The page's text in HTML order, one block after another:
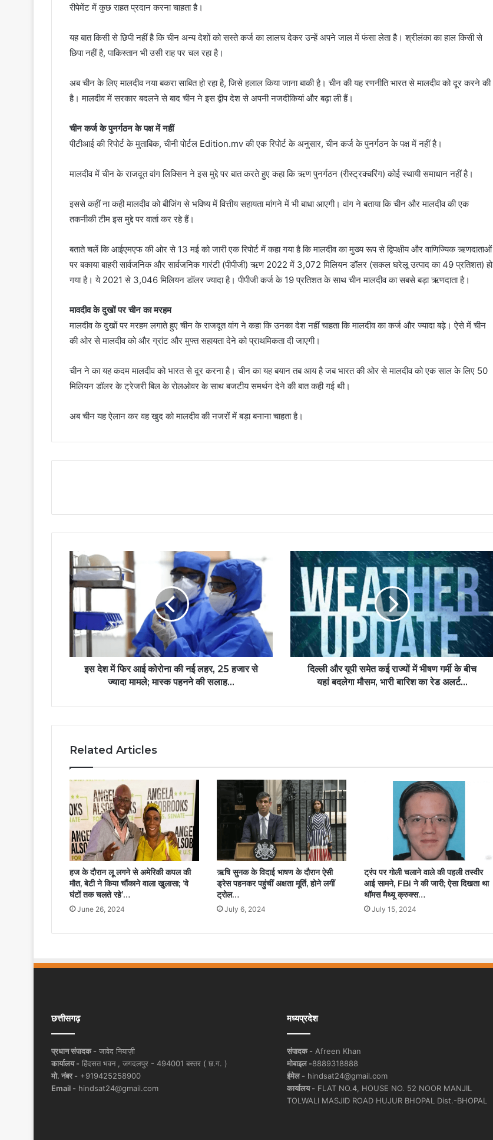
रीपेमेंट में कुछ राहत प्रदान करना चाहता है।
यह बात किसी से छिपी नहीं है कि चीन अन्य देशों को सस्ते कर्ज का लालच देकर उन्हें अपने जाल में फंसा लेता है। श्रीलंका का हाल किसी से
छिपा नहीं है, पाकिस्तान भी उसी राह पर चल रहा है।
अब चीन के लिए मालदीव नया बकरा साबित हो रहा है, जिसे हलाल किया जाना बाकी है। चीन की यह रणनीति भारत से मालदीव को दूर करने की
है। मालदीव में सरकार बदलने से बाद चीन ने इस द्वीप देश से अपनी नजदीकियां और बढ़ा ली हैं।
चीन कर्ज के पुनर्गठन के पक्ष में नहीं
पीटीआई की रिपोर्ट के मुताबिक, चीनी पोर्टल Edition.mv की एक रिपोर्ट के अनुसार, चीन कर्ज के पुनर्गठन के पक्ष में नहीं है।
मालदीव में चीन के राजदूत वांग लिक्सिन ने इस मुद्दे पर बात करते हुए कहा कि ऋण पुनर्गठन (रीस्ट्रक्चरिंग) कोई स्थायी समाधान नहीं है।
इससे कहीं ना कही मालदीव को बीजिंग से भविष्य में वित्तीय सहायता मांगने में भी बाधा आएगी। वांग ने बताया कि चीन और मालदीव की एक
तकनीकी टीम इस मुद्दे पर वार्ता कर रहे हैं।
बताते चलें कि आईएमएफ की ओर से 13 मई को जारी एक रिपोर्ट में कहा गया है कि मालदीव का मुख्य रूप से द्विपक्षीय और वाणिज्यिक ऋणदाताओं
पर बकाया बाहरी सार्वजनिक और सार्वजनिक गारंटी (पीपीजी) ऋण 2022 में 3,072 मिलियन डॉलर (सकल घरेलू उत्पाद का 49 प्रतिशत) हो
गया है। ये 2021 से 3,046 मिलियन डॉलर ज्यादा है। पीपीजी कर्ज के 19 प्रतिशत के साथ चीन मालदीव का सबसे बड़ा ऋणदाता है।
मावदीव के दुखों पर चीन का मरहम
मालदीव के दुखों पर मरहम लगाते हुए चीन के राजदूत वांग ने कहा कि उनका देश नहीं चाहता कि मालदीव का कर्ज और ज्यादा बढ़े। ऐसे में चीन
की ओर से मालदीव को और ग्रांट और मुफ्त सहायता देने को प्राथमिकता दी जाएगी।
चीन ने का यह कदम मालदीव को भारत से दूर करना है। चीन का यह बयान तब आय है जब भारत की ओर से मालदीव को एक साल के लिए 50
मिलियन डॉलर के ट्रेजरी बिल के रोलओवर के साथ बजटीय समर्थन देने की बात कही गई थी।
अब चीन यह ऐलान कर वह खुद को मालदीव की नजरों में बड़ा बनाना चाहता है।
इस देश में फिर आई कोरोना की नई लहर, 25 हजार से
ज्यादा मामले; मास्क पहनने की सलाह...
दिल्ली और यूपी समेत कई राज्यों में भीषण गर्मी के बीच
यहां बदलेगा मौसम, भारी बारिश का रेड अलर्ट...
Related Articles
हज के दौरान लू लगने से अमेरिकी कपल की
मौत, बेटी ने किया चौंकाने वाला खुलासा; ‘वे
घंटों तक चलते रहे’…
June 26, 2024
ऋषि सुनक के विदाई भाषण के दौरान ऐसी
ड्रेस पहनकर पहुंचीं अक्षता मूर्ति, होने लगीं
ट्रोल…
July 6, 2024
ट्रंप पर गोली चलाने वाले की पहली तस्वीर
आई सामने, FBI ने की जारी; ऐसा दिखता था
थॉमस मैथ्यू क्रुक्स…
July 15, 2024
छत्तीसगढ़
प्रधान संपादक - जावेद नियाज़ी
कार्यालय - हिंदसत भवन , जगदलपुर - 494001 बस्तर ( छ.ग. )
मो. नंबर - +919425258900
Email - hindsat24@gmail.com
मध्यप्रदेश
संपादक - Afreen Khan
मोबाइल -8889318888
ईमेल - hindsat24@gmail.com
कार्यालय - FLAT NO.4, HOUSE NO. 52 NOOR MANJIL
TOLWALI MASJID ROAD HUJUR BHOPAL Dist.-BHOPAL